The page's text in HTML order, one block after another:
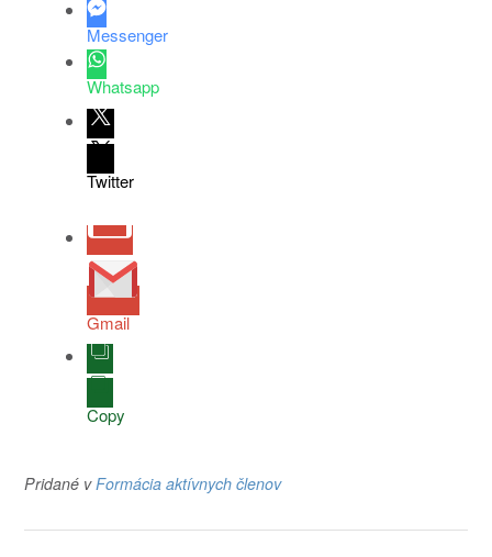
Messenger
Whatsapp
Twitter
Gmail
Copy
Pridané vFormácia aktívnych členov